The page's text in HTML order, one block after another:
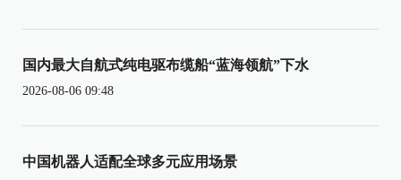
国内最大自航式纯电驱布缆船“蓝海领航”下水
2026-08-06 09:48
中国机器人适配全球多元应用场景